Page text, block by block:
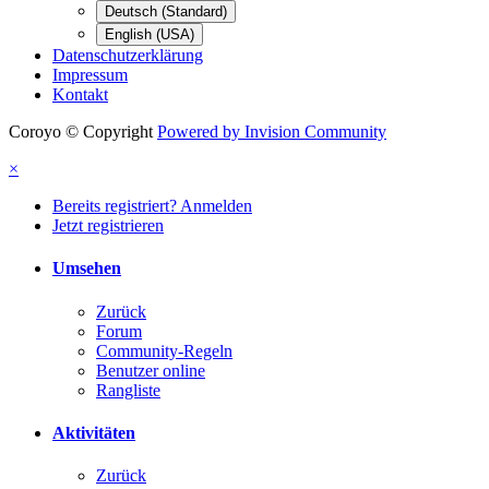
Deutsch (Standard)
English (USA)
Datenschutzerklärung
Impressum
Kontakt
Coroyo © Copyright Powered by Invision Community
×
Bereits registriert? Anmelden
Jetzt registrieren
Umsehen
Zurück
Forum
Community-Regeln
Benutzer online
Rangliste
Aktivitäten
Zurück